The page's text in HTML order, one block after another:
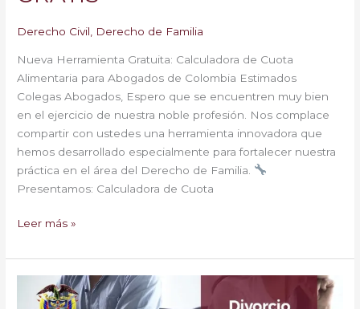
Derecho Civil Derecho de Familia
Nueva Herramienta Gratuita: Calculadora de Cuota
Alimentaria para Abogados de Colombia Estimados
Colegas Abogados, Espero que se encuentren muy bien
en el ejercicio de nuestra noble profesión. Nos complace
compartir con ustedes una herramienta innovadora que
hemos desarrollado especialmente para fortalecer nuestra
práctica en el área del Derecho de Familia.
Presentamos: Calculadora de Cuota
Leer más »
Divorcio